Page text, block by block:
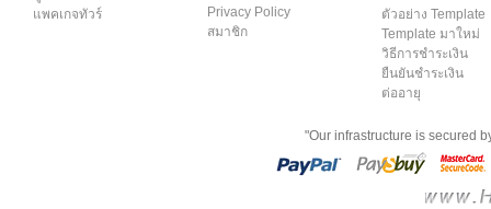
แพคเกจทัวร์
Privacy Policy
สมาชิก
ตัวอย่าง Template
Template มาใหม่
วิธีการชำระเงิน
ยืนยันชำระเงิน
ต่ออายุ
"Our infrastructure is secured